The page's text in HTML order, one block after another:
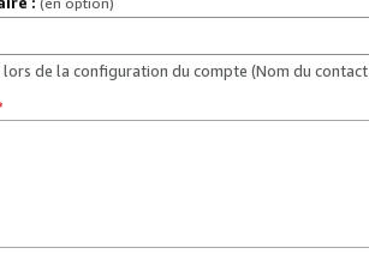
de la configuration du compte (Nom du